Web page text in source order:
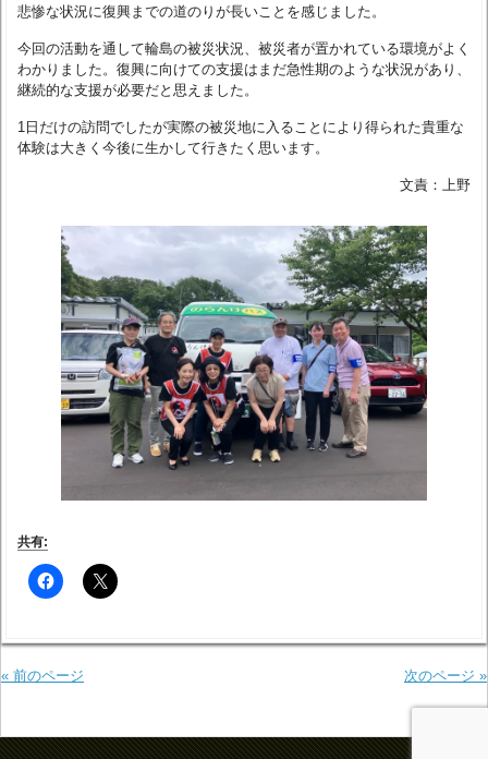
悲惨な状況に復興までの道のりが長いことを感じました。
今回の活動を通して輪島の被災状況、被災者が置かれている環境がよく
わかりました。復興に向けての支援はまだ急性期のような状況があり、
継続的な支援が必要だと思えました。
1日だけの訪問でしたが実際の被災地に入ることにより得られた貴重な
体験は大きく今後に生かして行きたく思います。
文責：上野
共有:
« 前のページ 次のページ »